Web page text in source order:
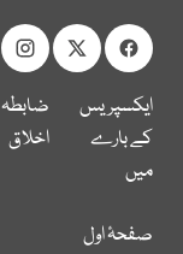
ایکسپریس
کے بارے
میں
ضابطہ
اخلاق
صفحۂ اول